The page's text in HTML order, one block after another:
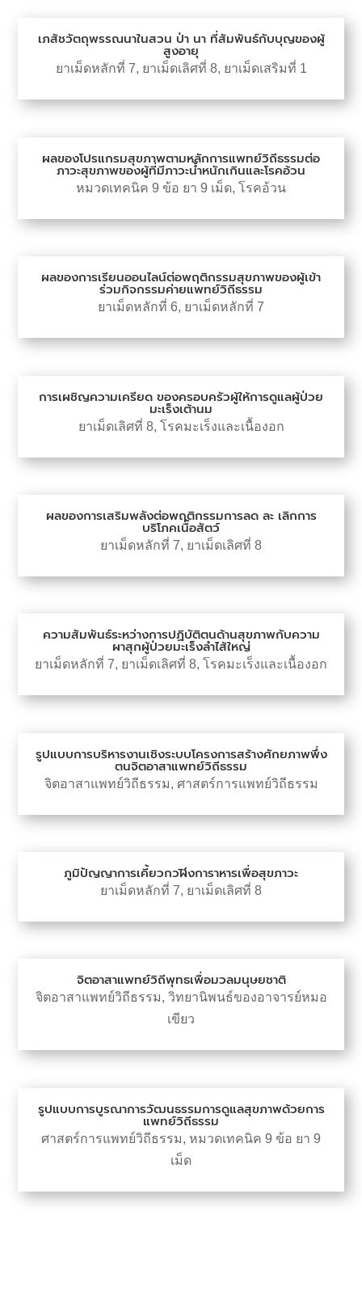
เภสัชวัตถุพรรณนาในสวน ป่า นา ที่สัมพันธ์กับบุญของผู้
สูงอายุ
ยาเม็ดหลักที่ 7, ยาเม็ดเลิศที่ 8, ยาเม็ดเสริมที่ 1
ผลของโปรแกรมสุขภาพตามหลักการแพทย์วิถีธรรมต่อ
ภาวะสุขภาพของผู้ที่มีภาวะน้ำหนักเกินและโรคอ้วน
หมวดเทคนิค 9 ข้อ ยา 9 เม็ด, โรคอ้วน
ผลของการเรียนออนไลน์ต่อพฤติกรรมสุขภาพของผู้เข้า
ร่วมกิจกรรมค่ายแพทย์วิถีธรรม
ยาเม็ดหลักที่ 6, ยาเม็ดหลักที่ 7
การเผชิญความเครียด ของครอบครัวผู้ให้การดูแลผู้ป่วย
มะเร็งเต้านม
ยาเม็ดเลิศที่ 8, โรคมะเร็งและเนื้องอก
ผลของการเสริมพลังต่อพฤติกรรมการลด ละ เลิกการ
บริโภคเนื้อสัตว์
ยาเม็ดหลักที่ 7, ยาเม็ดเลิศที่ 8
ความสัมพันธ์ระหว่างการปฏิบัติตนด้านสุขภาพกับความ
ผาสุกผู้ป่วยมะเร็งลำไส้ใหญ่
ยาเม็ดหลักที่ 7, ยาเม็ดเลิศที่ 8, โรคมะเร็งและเนื้องอก
รูปแบบการบริหารงานเชิงระบบโครงการสร้างศักยภาพพึ่ง
ตนจิตอาสาแพทย์วิถีธรรม
จิตอาสาแพทย์วิถีธรรม, ศาสตร์การแพทย์วิถีธรรม
ภูมิปัญญาการเคี้ยวกวฬิงการาหารเพื่อสุขภาวะ
ยาเม็ดหลักที่ 7, ยาเม็ดเลิศที่ 8
จิตอาสาแพทย์วิถีพุทธเพื่อมวลมนุษยชาติ
จิตอาสาแพทย์วิถีธรรม, วิทยานิพนธ์ของอาจารย์หมอ
เขียว
รูปแบบการบูรณาการวัฒนธรรมการดูแลสุขภาพด้วยการ
แพทย์วิถีธรรม
ศาสตร์การแพทย์วิถีธรรม, หมวดเทคนิค 9 ข้อ ยา 9
เม็ด